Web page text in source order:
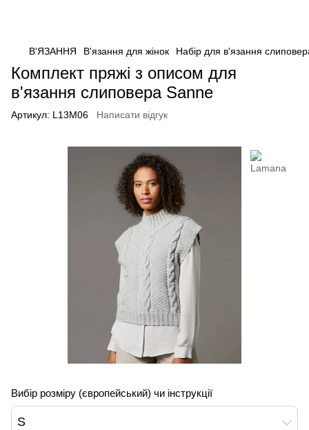
В'ЯЗАННЯ В'язання для жінок Набір для в'язання
Комплект пряжі з описом для
в'язання слиповера Sanne
Артикул: L13M06 Написати відгук
Вибір розміру (європейський) чи інструкції
S